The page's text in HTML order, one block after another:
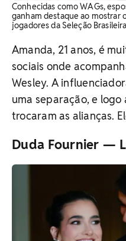
Conhecidas como WAGs,
ganham destaque ao mostrar
jogadores da Seleção
Amanda, 21 anos, é
sociais onde
Wesley. A
uma separação, e logo
trocaram as alianças.
Duda Fournier —